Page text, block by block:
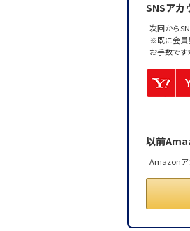
SNSアカ
次回から
※既に会員
お手数で
以前
Amazonア